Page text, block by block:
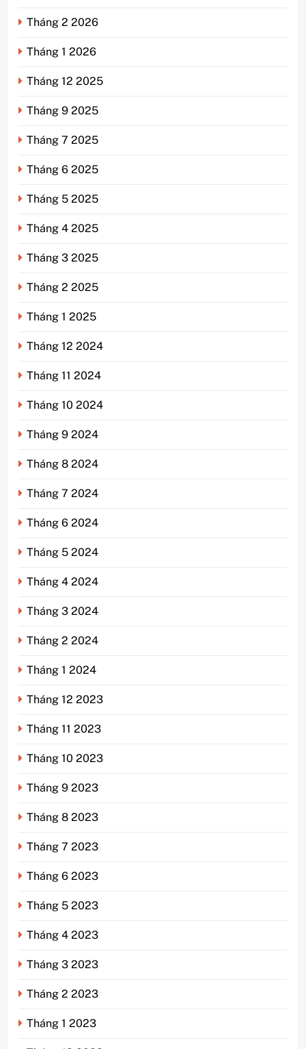
Tháng 2 2026
Tháng 1 2026
Tháng 12 2025
Tháng 9 2025
Tháng 7 2025
Tháng 6 2025
Tháng 5 2025
Tháng 4 2025
Tháng 3 2025
Tháng 2 2025
Tháng 1 2025
Tháng 12 2024
Tháng 11 2024
Tháng 10 2024
Tháng 9 2024
Tháng 8 2024
Tháng 7 2024
Tháng 6 2024
Tháng 5 2024
Tháng 4 2024
Tháng 3 2024
Tháng 2 2024
Tháng 1 2024
Tháng 12 2023
Tháng 11 2023
Tháng 10 2023
Tháng 9 2023
Tháng 8 2023
Tháng 7 2023
Tháng 6 2023
Tháng 5 2023
Tháng 4 2023
Tháng 3 2023
Tháng 2 2023
Tháng 1 2023